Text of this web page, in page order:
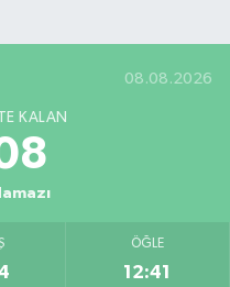
08.08.2026
KALAN
ÖĞLE
12:41